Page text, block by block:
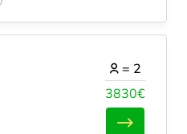
3830€
= 2